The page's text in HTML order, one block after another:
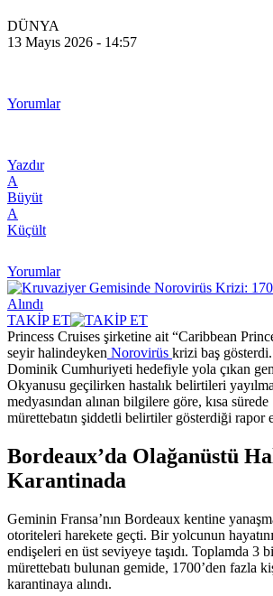
DÜNYA
13 Mayıs 2026 - 14:57
Yorumlar
Yazdır
A
Büyüt
A
Küçült
Yorumlar
TAKİP ET
Princess Cruises şirketine ait “Caribbean
seyir halindeyken Norovirüs krizi baş
Dominik Cumhuriyeti hedefiyle yola çıkan
Okyanusu geçilirken hastalık belirtileri
medyasından alınan bilgilere göre, kısa
mürettebatın şiddetli belirtiler gösterdiği rapor
Bordeaux’da Olağanüstü
Karantinada
Geminin Fransa’nın Bordeaux kentine
otoriteleri harekete geçti. Bir yolcunun
endişeleri en üst seviyeye taşıdı. Toplamda 3
mürettebatı bulunan gemide, 1700’den fazla
karantinaya alındı.